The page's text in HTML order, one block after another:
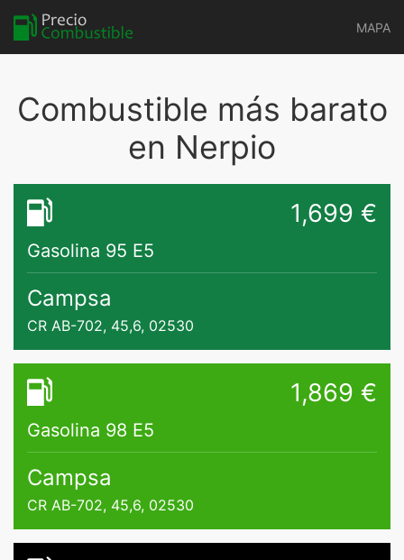
MAPA
Combustible más barato
en Nerpio
1,699 €
Gasolina 95 E5
Campsa
CR AB-702, 45,6, 02530
1,869 €
Gasolina 98 E5
Campsa
CR AB-702, 45,6, 02530